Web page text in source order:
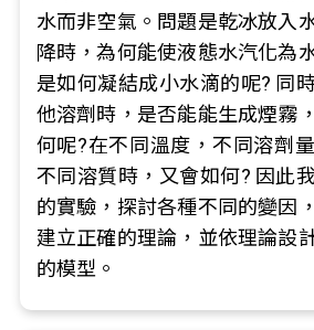
水而非空氣。問題是乾冰放入
降時，為何能使液態水汽化為
是如何凝結成小水滴的呢? 同
他溶劑時，是否能能生成煙霧
何呢?在不同溫度，不同溶劑
不同溶質時，又會如何? 因此
的實驗，探討各種不同的變因
建立正確的理論，並依理論設
的模型。